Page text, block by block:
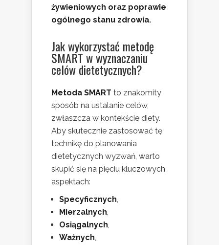
żywieniowych oraz poprawie
ogólnego stanu zdrowia.
Jak wykorzystać metodę
SMART w wyznaczaniu
celów dietetycznych?
Metoda SMART to znakomity
sposób na ustalanie celów,
zwłaszcza w kontekście diety.
Aby skutecznie zastosować tę
technikę do planowania
dietetycznych wyzwań, warto
skupić się na pięciu kluczowych
aspektach:
Specyficznych,
Mierzalnych,
Osiągalnych,
Ważnych,